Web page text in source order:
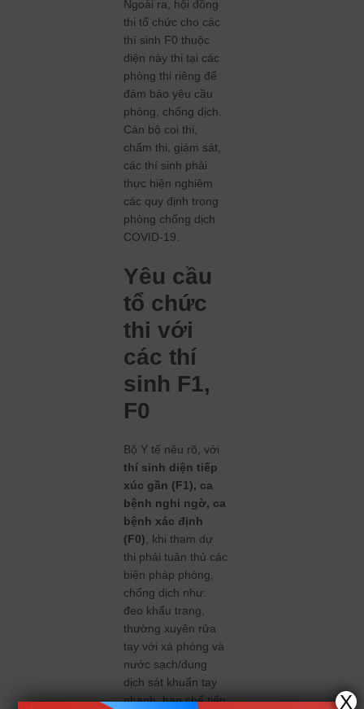
Ngoài ra, hội đồng
thi tổ chức cho các
thí sinh F0 thuộc
diện này thi tại các
phòng thi riêng để
đảm bảo yêu cầu
phòng, chống dịch.
Cán bộ coi thi,
chấm thi, giám sát,
các thí sinh phải
thực hiện nghiêm
các quy định trong
phòng chống dịch
COVID-19.
Yêu cầu
tổ chức
thi với
các thí
sinh F1,
F0
Bộ Y tế nêu rõ, với
thí sinh diện tiếp
xúc gần (F1), ca
bệnh nghi ngờ, ca
bệnh xác định
(F0) , khi tham dự
thi phải tuân thủ các
biện pháp phòng,
chống dịch như:
đeo khẩu trang,
thường xuyên rửa
tay với xà phòng và
nước sạch/dung
dịch sát khuẩn tay
nhanh, hạn chế tiếp
X